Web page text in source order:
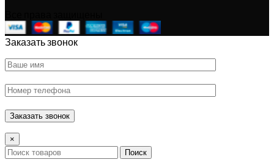
Заказать звонок
×
Поиск